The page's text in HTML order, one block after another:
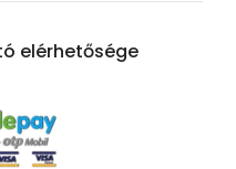
elérhetősége